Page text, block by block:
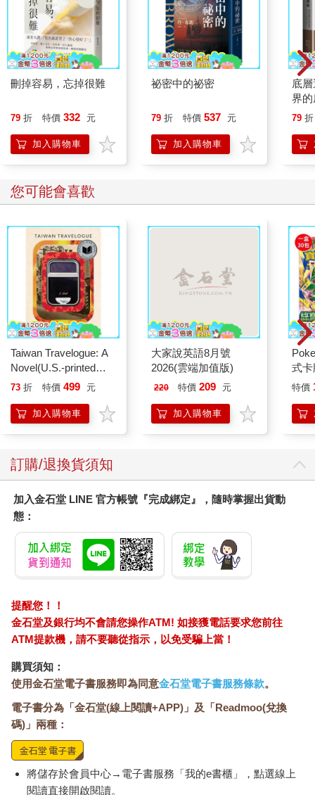
刪掉容易，忘掉很難
79 折 特價 332 元
加入購物車
祕密中的祕密
79 折 特價 537 元
加入購物車
底
界
79 折
您可能會喜歡
Taiwan Travelogue: A
Novel(U.S.-printed
edition)
73 折 特價 499 元
加入購物車
大家說英語8月號
2026(雲端加值版)
220 特價 209 元
加入購物車
式
化
特價
訂購/退換貨須知
加入金石堂 LINE 官方帳號『完成綁定』，隨時掌握出貨動
態：
提醒您！！
金石堂及銀行均不會請您操作ATM! 如接獲電話要求您前往
ATM提款機，請不要聽從指示，以免受騙上當！
購買須知：
使用金石堂電子書服務即為同意金石堂電子書服務條款。
電子書分為「金石堂(線上閱讀+APP)」及「Readmoo(兌換
碼)」兩種：
將儲存於會員中心→電子書服務「我的e書櫃」，點選線上
閱讀直接開啟閱讀。